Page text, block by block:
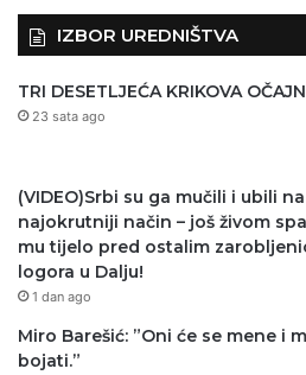
IZBOR UREDNIŠTVA
TRI DESETLJEĆA KRIKOVA
23 sata ago
(VIDEO)Srbi su ga mučili i ubili na
najokrutniji način – još živom
mu tijelo pred ostalim
logora u Dalju!
1 dan ago
Miro Barešić: ”Oni će se mene i
bojati.”